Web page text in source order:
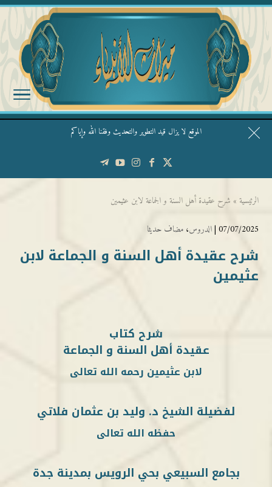
الموقع لا يزال قيد التطوير والتحديث وفقنا الله وإياكم
قال الشيخ ربيع وفقه الله: نحن ليس عندنا تقديس الأشخاص
الرئيسية » شرح عقيدة أهل السنة و الجماعة لابن عثيمين
07/07/2025 | الدروس، مضاف حديثا
شرح عقيدة أهل السنة و الجماعة لابن
عثيمين
شرح كتاب
عقيدة أهل السنة و الجماعة
لابن عثيمين رحمه الله تعالى
لفضيلة الشيخ د. وليد بن عثمان فلاتي
حفظه الله تعالى
بجامع السبيعي بحي الرويس بمدينة جدة